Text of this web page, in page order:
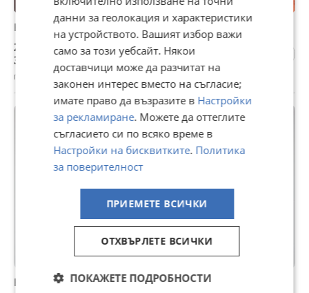
Блу рей дискове Анимация без бг субтитри
2 €
3,91 лв
гр. Стара Загора, Железник - изток, вчера, 14:30
Blu Ray Филми Блу Рей с БГ субтитри
данни за геолокация и характеристики
на устройството. Вашият избор важи
само за този уебсайт. Някои
доставчици може да разчитат на
законен интерес вместо на съгласие;
имате право да възразите в Настройки
за рекламиране. Можете да оттеглите
съгласието си по всяко време в
Настройки на бисквитките. Политика
за поверителност
ПРИЕМЕТЕ ВСИЧКИ
ОТХВЪРЛЕТЕ ВСИЧКИ
ПОКАЖЕТЕ ПОДРОБНОСТИ